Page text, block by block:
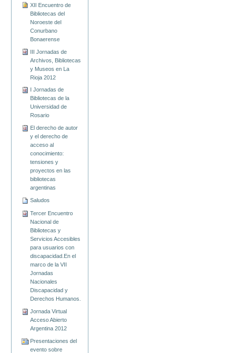
XII Encuentro de
Bibliotecas del
Noroeste del
Conurbano
Bonaerense
III Jornadas de
Archivos, Bibliotecas
y Museos en La
Rioja 2012
I Jornadas de
Bibliotecas de la
Universidad de
Rosario
El derecho de autor
y el derecho de
acceso al
conocimiento:
tensiones y
proyectos en las
bibliotecas
argentinas
Saludos
Tercer Encuentro
Nacional de
Bibliotecas y
Servicios Accesibles
para usuarios con
discapacidad.En el
marco de la VII
Jornadas
Nacionales
Discapacidad y
Derechos Humanos.
Jornada Virtual
Acceso Abierto
Argentina 2012
Presentaciones del
evento sobre